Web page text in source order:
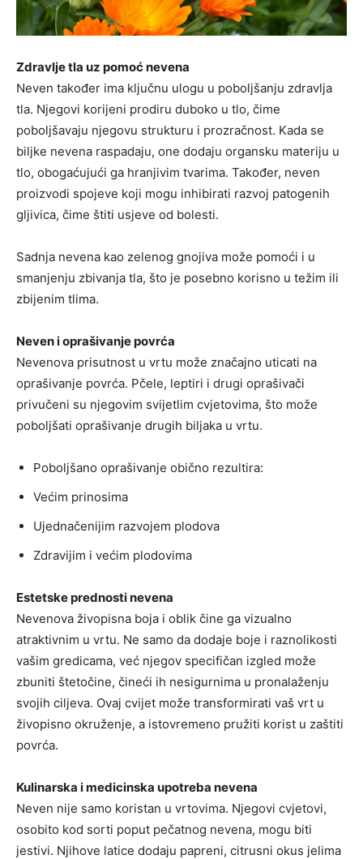
Zdravlje tla uz pomoć nevena
Neven također ima ključnu ulogu u poboljšanju zdravlja
tla. Njegovi korijeni prodiru duboko u tlo, čime
poboljšavaju njegovu strukturu i prozračnost. Kada se
biljke nevena raspadaju, one dodaju organsku materiju u
tlo, obogaćujući ga hranjivim tvarima. Također, neven
proizvodi spojeve koji mogu inhibirati razvoj patogenih
gljivica, čime štiti usjeve od bolesti.
Sadnja nevena kao zelenog gnojiva može pomoći i u
smanjenju zbivanja tla, što je posebno korisno u težim ili
zbijenim tlima.
Neven i oprašivanje povrća
Nevenova prisutnost u vrtu može značajno uticati na
oprašivanje povrća. Pčele, leptiri i drugi oprašivači
privučeni su njegovim svijetlim cvjetovima, što može
poboljšati oprašivanje drugih biljaka u vrtu.
Poboljšano oprašivanje obično rezultira:
Većim prinosima
Ujednačenijim razvojem plodova
Zdravijim i većim plodovima
Estetske prednosti nevena
Nevenova živopisna boja i oblik čine ga vizualno
atraktivnim u vrtu. Ne samo da dodaje boje i raznolikosti
vašim gredicama, već njegov specifičan izgled može
zbuniti štetočine, čineći ih nesigurnima u pronalaženju
svojih ciljeva. Ovaj cvijet može transformirati vaš vrt u
živopisno okruženje, a istovremeno pružiti korist u zaštiti
povrća.
Kulinarska i medicinska upotreba nevena
Neven nije samo koristan u vrtovima. Njegovi cvjetovi,
osobito kod sorti poput pečatnog nevena, mogu biti
jestivi. Njihove latice dodaju papreni, citrusni okus jelima